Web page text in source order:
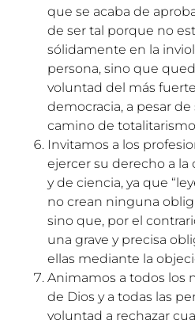
que se acaba de
de ser tal porque no
sólidamente en la
persona, sino que
voluntad del más
democracia, a pesar
camino de
Invitamos a los
ejercer su derecho a
y de ciencia, ya que
no crean ninguna
sino que, por el
una grave y precisa
ellas mediante la
Animamos a todos los
de Dios y a todas las
voluntad a rechazar